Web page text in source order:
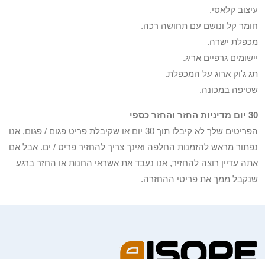
עיצוב קלאסי.
חומר קל ונושם עם תחושה רכה.
מכפלת ישרה.
יישומים גרפיים אריג.
תג ג'וק ארוג על המכפלת.
שטיפה במכונה.
30 יום מדיניות החזר והחזר כספי
הפריטים שלך לא קיבלו תוך 30 יום או שקיבלת פריט פגום / פגום, אנו
נפתור מראש להזמנות החלפה ואינך צריך להחזיר פריט / ים. אבל אם
אתה עדיין רוצה להחזיר, אנו נעבד את אשראי החנות או החזר ברגע
שנקבל ממך את פריטי ההחזרה.